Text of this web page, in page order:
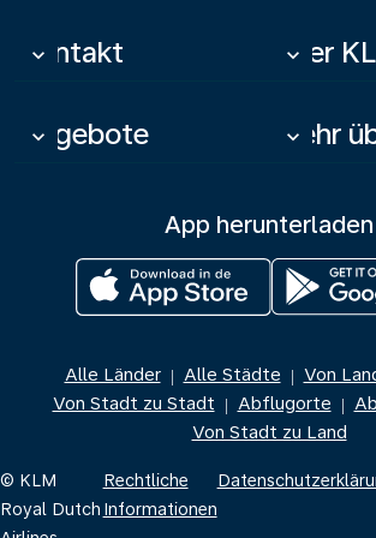
Kontakt
keyboard_arrow_down Über
keyboard_arrow_down
Angebote
keyboard_arrow_down Mehr
keyboard_arrow_down
App herunterladen
Alle Länder | Alle Städte | Von
Von Stadt zu Stadt | Abflugorte |
Von Stadt zu Land
© KLM
Royal Dutch
Rechtliche
Informationen